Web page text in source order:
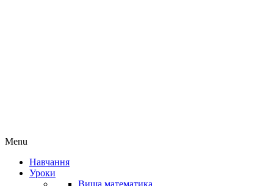
Menu
Навчання
Уроки
Вища математика